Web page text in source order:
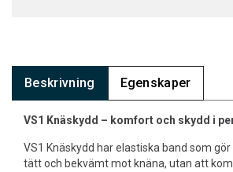
Beskrivning Egenskaper
VS1 Knäskydd – komfort och skydd i
VS1 Knäskydd har elastiska band som
tätt och bekvämt mot knäna, utan att